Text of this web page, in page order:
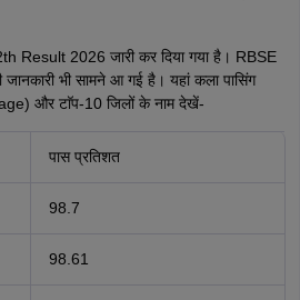
Result 2026 जारी कर दिया गया है। RBSE
भी सामने आ गई है। यहां कला पासिंग
और टाॅप-10 जिलों के नाम देखें-
पास प्रतिशत
98.7
98.61